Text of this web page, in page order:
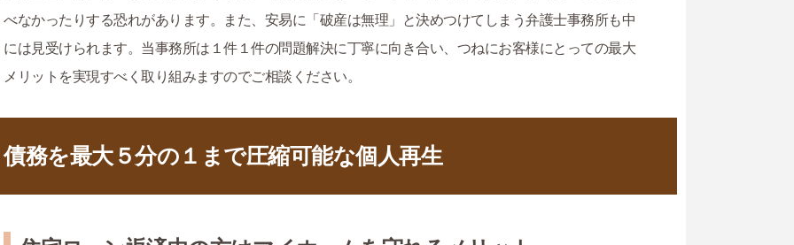
べなかったりする恐れがあります。また、安易に「破産は無理」と決めつけてしまう弁護士事務所も中
には見受けられます。当事務所は１件１件の問題解決に丁寧に向き合い、つねにお客様にとっての最大
メリットを実現すべく取り組みますのでご相談ください。
債務を最大５分の１まで圧縮可能な個人再生